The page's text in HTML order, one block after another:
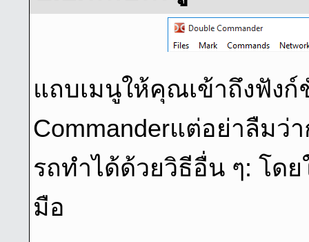
แถบเมนูให้คุณเข้าถึงฟัง
Commanderแต่อย่าลืมว่
รถทําได้ด้วยวิธีอื่น ๆ: โด
มือ